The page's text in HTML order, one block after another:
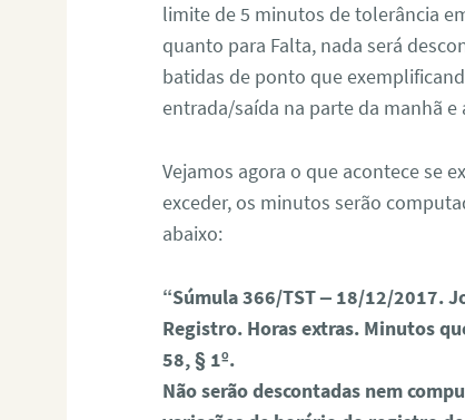
limite de 5 minutos de tolerância
quanto para Falta, nada será
batidas de ponto que
entrada/saída na parte da manhã
Vejamos agora o que acontece se
exceder, os minutos serão
abaixo:
“Súmula 366/TST – 18/12/2017.
Registro. Horas extras. Minutos
58, § 1º.
Não serão descontadas nem